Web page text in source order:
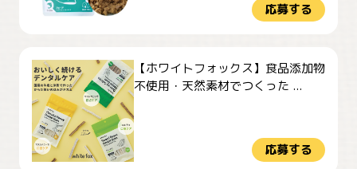
応募する
【ホワイトフォックス】食品添加物
不使用・天然素材でつくった ...
応募する